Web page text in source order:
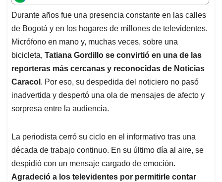
t
s
A
p
p
e
b
o
o
k
k
e
d
I
n
i
l
e
a
d
s
Durante años fue una presencia constante en las calles
de Bogotá y en los hogares de millones de televidentes.
Micrófono en mano y, muchas veces, sobre una
bicicleta, Tatiana Gordillo se convirtió en una de las
reporteras más cercanas y reconocidas de Noticias
Caracol . Por eso, su despedida del noticiero no pasó
inadvertida y despertó una ola de mensajes de afecto y
sorpresa entre la audiencia.
La periodista cerró su ciclo en el informativo tras una
década de trabajo continuo. En su último día al aire, se
despidió con un mensaje cargado de emoción.
Agradeció a los televidentes por permitirle contar